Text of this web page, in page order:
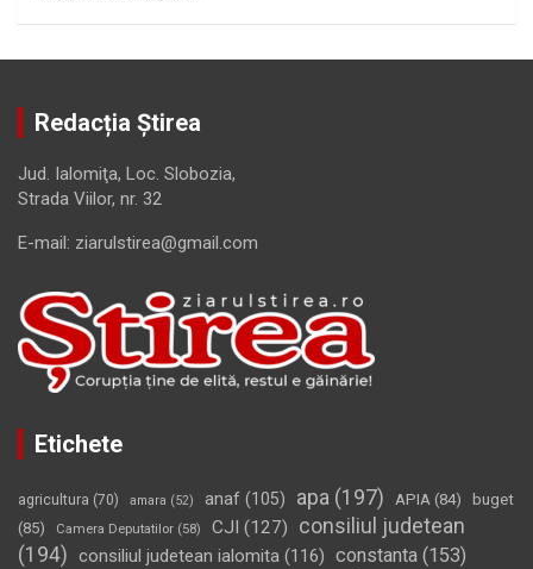
Redacția Știrea
Jud. Ialomiţa, Loc. Slobozia,
Strada Viilor, nr. 32
E-mail: ziarulstirea@gmail.com
Etichete
agricultura (70) amara (52) anaf (105) apa (197) APIA (84)
buget
(85)
Camera Deputatilor (58) CJI (127)
consiliul judetean
(194) consiliul judetean ialomita (116) constanta (153)